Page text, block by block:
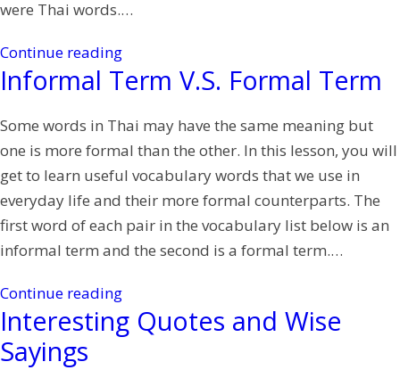
were Thai words.…
Continue reading
Informal Term V.S. Formal Term
Some words in Thai may have the same meaning but
one is more formal than the other. In this lesson, you will
get to learn useful vocabulary words that we use in
everyday life and their more formal counterparts. The
first word of each pair in the vocabulary list below is an
informal term and the second is a formal term.…
Continue reading
Interesting Quotes and Wise
Sayings